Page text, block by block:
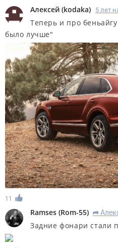
Алексей (kodaka) 5 лет
Теперь и про
было лучше"
11
Ramses (Rom-55) R
Задние фонари стали